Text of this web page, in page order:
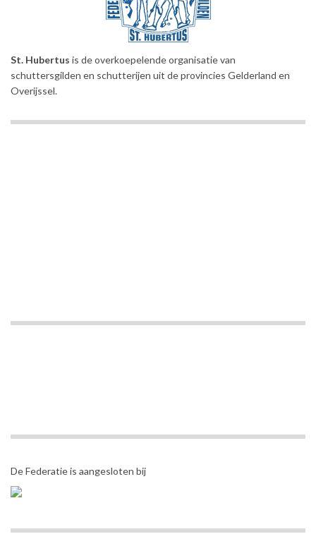
St. Hubertus is de overkoepelende organisatie van
schuttersgilden en schutterijen uit de provincies Gelderland en
Overijssel.
De Federatie is aangesloten bij